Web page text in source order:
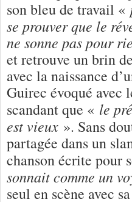
son bleu de travail «
se prouver que le
ne sonne pas pour
et retrouve un brin
avec la naissance
Guirec évoqué avec
scandant que « le
est vieux ». Sans
partagée dans un
chanson écrite pour
sonnait comme un
seul en scène avec